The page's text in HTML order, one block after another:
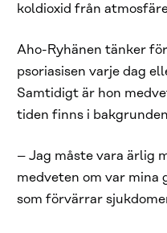
koldioxid från
Aho-Ryhänen tänker
psoriasisen varje dag
Samtidigt är hon
tiden finns i
– Jag måste vara ärlig
medveten om var mina
som förvärrar